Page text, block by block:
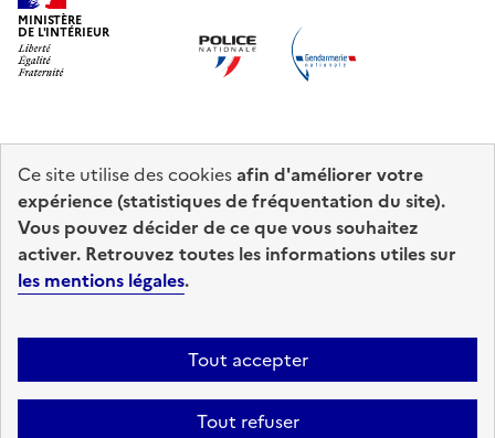
MINISTÈRE
DE L'INTÉRIEUR
prefecturedepolice.interieur.gouv.fr
info.gouv.fr
service-public.fr
legifrance.gouv.fr
data.gouv.fr
Accessibilité : totalement conforme Mentions légales
Plan du site
Gestion des cookies
Sauf mention contraire, tous les contenus de ce site sont sous
Ce site utilise des cookiesafin d'améliorer votre
expérience (statistiques de fréquentation du site).
Vous pouvez décider de ce que vous souhaitez
activer. Retrouvez toutes les informations utiles sur
les mentions légales.
Tout accepter
Tout refuser